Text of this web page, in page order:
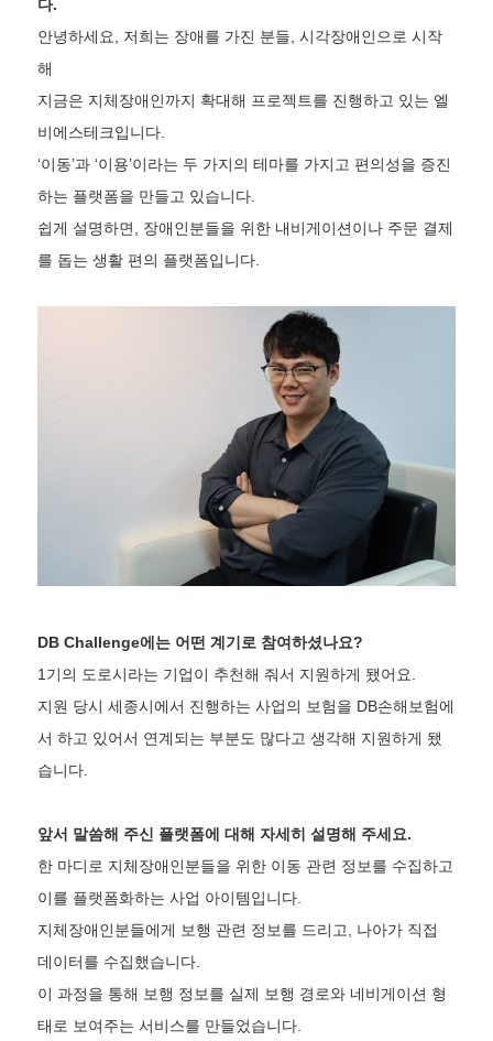
다.
안녕하세요, 저희는 장애를 가진 분들, 시각장애인으로 시작
해
지금은 지체장애인까지 확대해 프로젝트를 진행하고 있는 엘
비에스테크입니다.
‘이동’과 ‘이용’이라는 두 가지의 테마를 가지고 편의성을 증진
하는 플랫폼을 만들고 있습니다.
쉽게 설명하면, 장애인분들을 위한 내비게이션이나 주문 결제
를 돕는 생활 편의 플랫폼입니다.
DB Challenge에는 어떤 계기로 참여하셨나요?
1기의 도로시라는 기업이 추천해 줘서 지원하게 됐어요.
지원 당시 세종시에서 진행하는 사업의 보험을 DB손해보험에
서 하고 있어서 연계되는 부분도 많다고 생각해 지원하게 됐
습니다.
앞서 말씀해 주신 플랫폼에 대해 자세히 설명해 주세요.
한 마디로 지체장애인분들을 위한 이동 관련 정보를 수집하고
이를 플랫폼화하는 사업 아이템입니다.
지체장애인분들에게 보행 관련 정보를 드리고, 나아가 직접
데이터를 수집했습니다.
이 과정을 통해 보행 정보를 실제 보행 경로와 네비게이션 형
태로 보여주는 서비스를 만들었습니다.